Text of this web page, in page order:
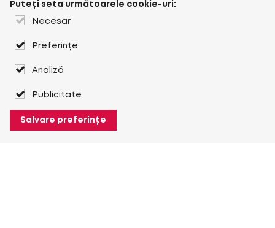
Puteți seta următoarele cookie-uri:
Necesar
Preferințe
Analiză
Publicitate
Salvare preferințe